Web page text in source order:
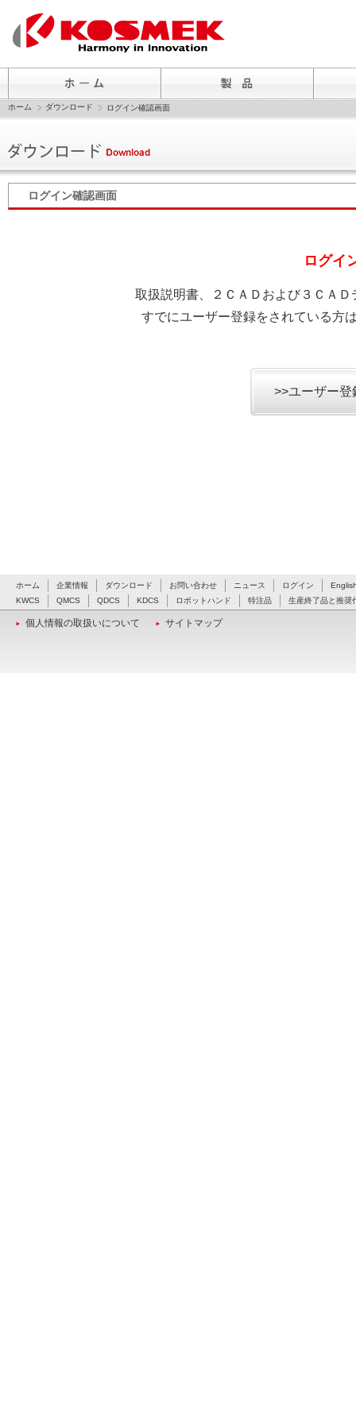
ホーム ダウンロード ログイン確認画面
ログイン確認画面
ログイ
取扱説明書、２ＣＡＤおよび３ＣＡ
すでにユーザー登録をされている方
>>ユーザー
ホーム 企業情報 ダウンロード お問い合わせ ニュース ログイン
KWCS
QMCS QDCS KDCS ロボットハンド 特注品 生産終了品と推奨
個人情報の取扱いについて サイトマップ